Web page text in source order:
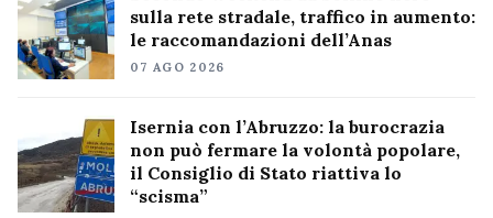
sulla rete stradale, traffico in aumento:
le raccomandazioni dell’Anas
07 AGO 2026
Isernia con l’Abruzzo: la burocrazia
non può fermare la volontà popolare,
il Consiglio di Stato riattiva lo
“scisma”